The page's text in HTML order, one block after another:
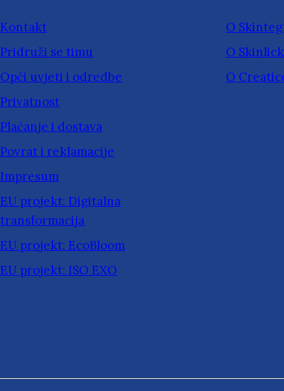
Kontakt
Pridruži se timu
Opći uvjeti i odredbe
Privatnost
Plaćanje i dostava
Povrat i reklamacije
Impresum
EU projekt: Digitalna
transformacija
EU projekt: EcoBloom
EU projekt: ISO EXO
O
O
O